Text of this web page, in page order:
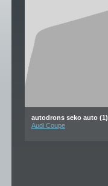
autodrons seko auto (1)
Audi Coupe